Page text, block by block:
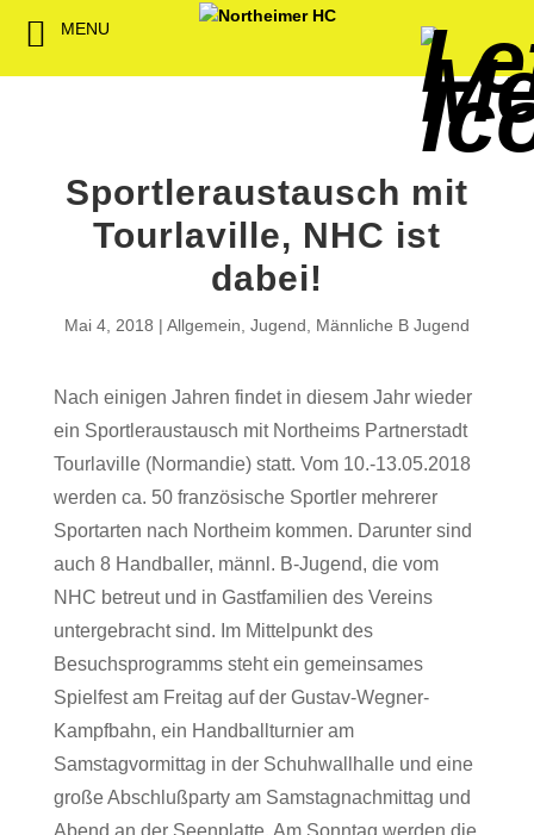
Sportleraustausch mit
Tourlaville, NHC ist
dabei!
Mai 4, 2018 Allgemein Jugend Männliche B Jugend
Nach einigen Jahren findet in diesem Jahr wieder
ein Sportleraustausch mit Northeims Partnerstadt
Tourlaville (Normandie) statt. Vom 10.-13.05.2018
werden ca. 50 französische Sportler mehrerer
Sportarten nach Northeim kommen. Darunter sind
auch 8 Handballer, männl. B-Jugend, die vom
NHC betreut und in Gastfamilien des Vereins
untergebracht sind. Im Mittelpunkt des
Besuchsprogramms steht ein gemeinsames
Spielfest am Freitag auf der Gustav-Wegner-
Kampfbahn, ein Handballturnier am
Samstagvormittag in der Schuhwallhalle und eine
große Abschlußparty am Samstagnachmittag und
Abend an der Seenplatte. Am Sonntag werden die
MENU
Back Back
1. Herren
2. Herren
1. Damen
Back
Weibliche
Minis &
Spielbetrieb
Back
NHC
Back
Spieltagssponsoren
Sponsoren stellen
Hallenheft
Back
Back Back
Vorstand
Satzung
FWD
Back
Dokumente
Back
Download
Kooperationen
Termine
Intern
Back